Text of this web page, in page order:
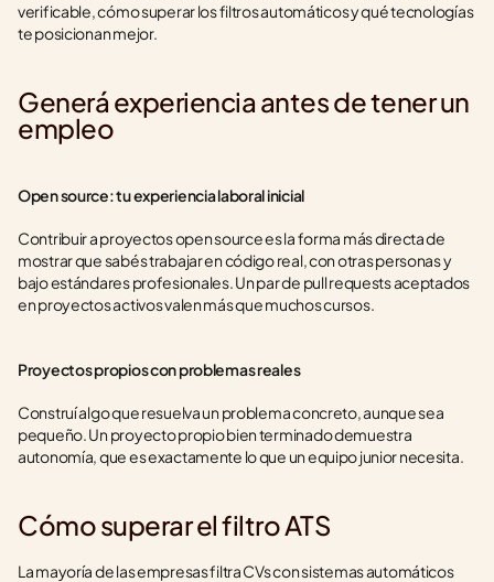
verificable, cómo superar los filtros automáticos y qué tecnologías
te posicionan mejor.
Generá experiencia antes de tener un
empleo
Open source: tu experiencia laboral inicial
Contribuir a proyectos open source es la forma más directa de
mostrar que sabés trabajar en código real, con otras personas y
bajo estándares profesionales. Un par de pull requests aceptados
en proyectos activos valen más que muchos cursos.
Proyectos propios con problemas reales
Construí algo que resuelva un problema concreto, aunque sea
pequeño. Un proyecto propio bien terminado demuestra
autonomía, que es exactamente lo que un equipo junior necesita.
Cómo superar el filtro ATS
La mayoría de las empresas filtra CVs con sistemas automáticos